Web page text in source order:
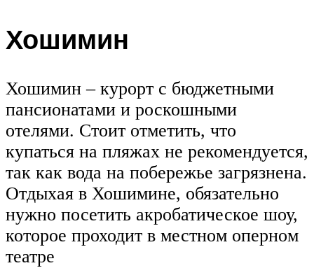
Хошимин
Хошимин – курорт с бюджетными
пансионатами и роскошными
отелями. Стоит отметить, что
купаться на пляжах не рекомендуется,
так как вода на побережье загрязнена.
Отдыхая в Хошимине, обязательно
нужно посетить акробатическое шоу,
которое проходит в местном оперном
театре